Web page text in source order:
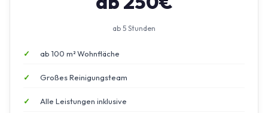
ab 5 Stunden
ab 100 m² Wohnfläche
Großes Reinigungsteam
Alle Leistungen inklusive